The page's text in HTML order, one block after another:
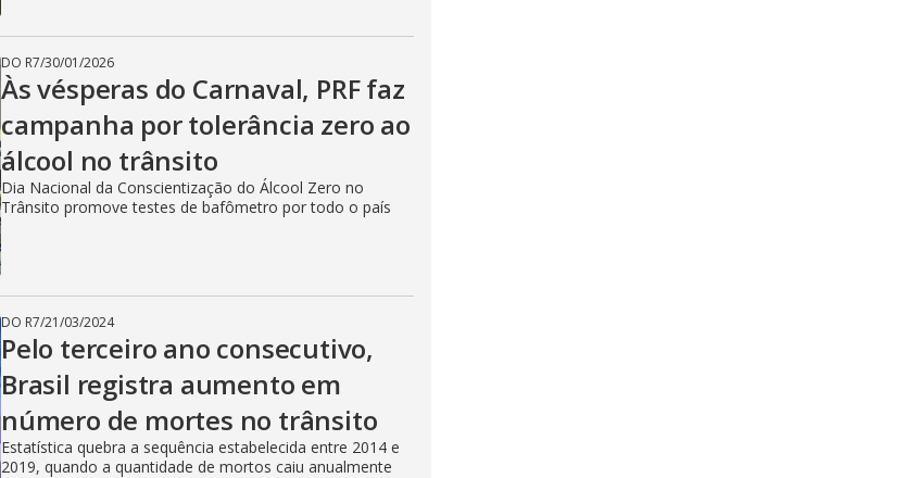
DO R7/30/01/2026
Às vésperas do Carnaval, PRF faz
campanha por tolerância zero ao
álcool no trânsito
Dia Nacional da Conscientização do Álcool Zero no
Trânsito promove testes de bafômetro por todo o país
DO R7/21/03/2024
Pelo terceiro ano consecutivo,
Brasil registra aumento em
número de mortes no trânsito
Estatística quebra a sequência estabelecida entre 2014 e
2019, quando a quantidade de mortos caiu anualmente